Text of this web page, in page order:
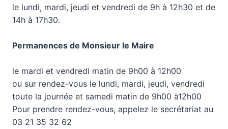
le lundi, mardi, jeudi et vendredi de 9h à 12h30 et de
14h à 17h30.
Permanences de Monsieur le Maire
le mardi et vendredi matin de 9h00 à 12h00
ou sur rendez-vous le lundi, mardi, jeudi, vendredi
toute la journée et samedi matin de 9h00 à12h00
Pour prendre rendez-vous, appelez le secrétariat au
03 21 35 32 62